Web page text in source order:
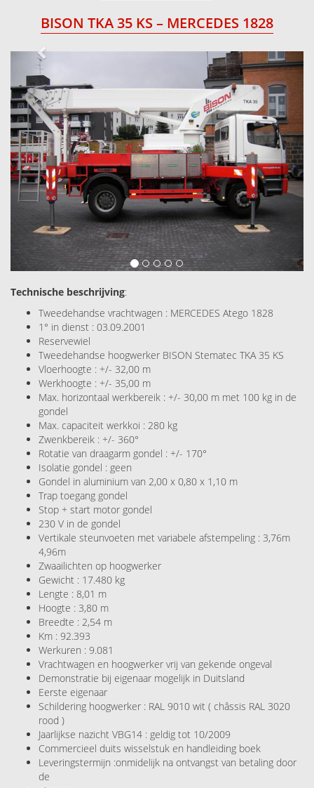
BISON TKA 35 KS – MERCEDES 1828
Next
Technische beschrijving:
Tweedehandse vrachtwagen : MERCEDES Atego 1828
1° in dienst : 03.09.2001
Reservewiel
Tweedehandse hoogwerker BISON Stematec TKA 35 KS
Vloerhoogte : +/- 32,00 m
Werkhoogte : +/- 35,00 m
Max. horizontaal werkbereik : +/- 30,00 m met 100 kg in de
gondel
Max. capaciteit werkkoi : 280 kg
Zwenkbereik : +/- 360°
Rotatie van draagarm gondel : +/- 170°
Isolatie gondel : geen
Gondel in aluminium van 2,00 x 0,80 x 1,10 m
Trap toegang gondel
Stop + start motor gondel
230 V in de gondel
Vertikale steunvoeten met variabele afstempeling : 3,76m
4,96m
Zwaailichten op hoogwerker
Gewicht : 17.480 kg
Lengte : 8,01 m
Hoogte : 3,80 m
Breedte : 2,54 m
Km : 92.393
Werkuren : 9.081
Vrachtwagen en hoogwerker vrij van gekende ongeval
Demonstratie bij eigenaar mogelijk in Duitsland
Eerste eigenaar
Schildering hoogwerker : RAL 9010 wit ( châssis RAL 3020
rood )
Jaarlijkse nazicht VBG14 : geldig tot 10/2009
Commercieel duits wisselstuk en handleiding boek
Leveringstermijn :onmidelijk na ontvangst van betaling door
de